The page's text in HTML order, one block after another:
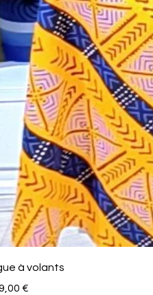
à volants
Preis
€